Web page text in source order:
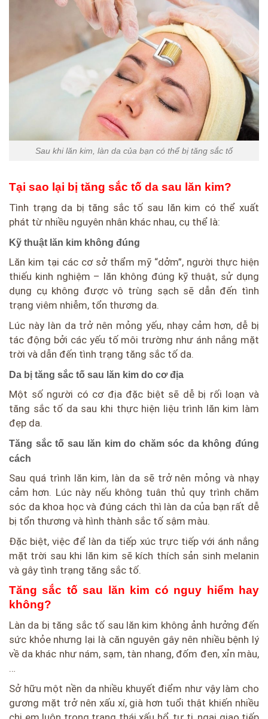
Sau khi lăn kim, làn da của bạn có thể bị tăng sắc tố
Tại sao lại bị tăng sắc tố da sau lăn kim?
Tình trạng da bị tăng sắc tố sau lăn kim có thể xuất
phát từ nhiều nguyên nhân khác nhau, cụ thể là:
Kỹ thuật lăn kim không đúng
Lăn kim tại các cơ sở thẩm mỹ “dởm”, người thực hiện
thiếu kinh nghiệm – lăn không đúng kỹ thuật, sử dụng
dụng cụ không được vô trùng sạch sẽ dẫn đến tình
trạng viêm nhiễm, tổn thương da.
Lúc này làn da trở nên mỏng yếu, nhạy cảm hơn, dễ bị
tác động bởi các yếu tố môi trường như ánh nắng mặt
trời và dẫn đến tình trạng tăng sắc tố da.
Da bị tăng sắc tố sau lăn kim do cơ địa
Một số người có cơ địa đặc biệt sẽ dễ bị rối loạn và
tăng sắc tố da sau khi thực hiện liệu trình lăn kim làm
đẹp da.
Tăng sắc tố sau lăn kim do chăm sóc da không đúng
cách
Sau quá trình lăn kim, làn da sẽ trở nên mỏng và nhạy
cảm hơn. Lúc này nếu không tuân thủ quy trình chăm
sóc da khoa học và đúng cách thì làn da của bạn rất dễ
bị tổn thương và hình thành sắc tố sậm màu.
Đặc biệt, việc để làn da tiếp xúc trực tiếp với ánh nắng
mặt trời sau khi lăn kim sẽ kích thích sản sinh melanin
và gây tình trạng tăng sắc tố.
Tăng sắc tố sau lăn kim có nguy hiểm hay
không?
Làn da bị tăng sắc tố sau lăn kim không ảnh hưởng đến
sức khỏe nhưng lại là căn nguyên gây nên nhiều bệnh lý
về da khác như nám, sạm, tàn nhang, đốm đen, xỉn màu,
…
Sở hữu một nền da nhiều khuyết điểm như vậy làm cho
gương mặt trở nên xấu xí, già hơn tuổi thật khiến nhiều